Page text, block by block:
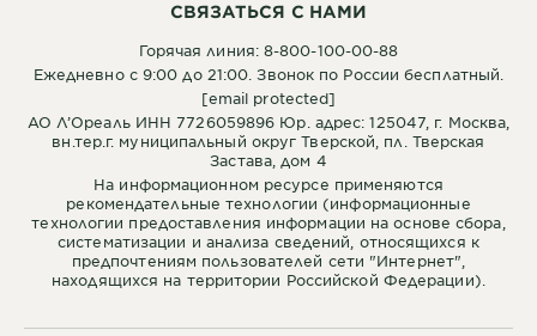
СВЯЗАТЬСЯ С НАМИ
Горячая линия: 8-800-100-00-88
Ежедневно с 9:00 до 21:00. Звонок по России бесплатный.
[email protected]
АО Л’Ореаль ИНН 7726059896 Юр. адрес: 125047, г. Москва,
вн.тер.г. муниципальный округ Тверской, пл. Тверская
Застава, дом 4
На информационном ресурсе применяются
рекомендательные технологии (информационные
технологии предоставления информации на основе сбора,
систематизации и анализа сведений, относящихся к
предпочтениям пользователей сети "Интернет",
находящихся на территории Российской Федерации).